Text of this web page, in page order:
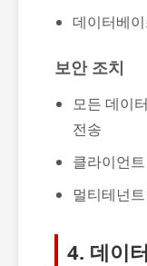
데이터베
보안 조치
모든 데이
전송
클라이언
멀티테넌
4. 데이